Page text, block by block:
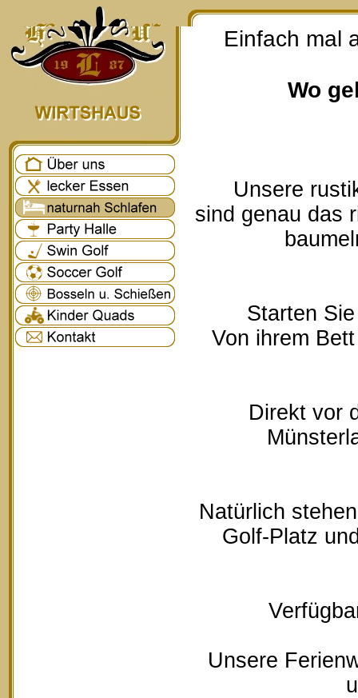
Einfach mal
Wo
Unsere
sind genau das
Starten
Von ihrem
Direkt vor
Natürlich
Golf-Platz
Unsere